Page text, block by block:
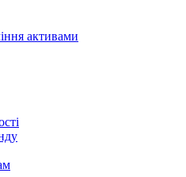
активами